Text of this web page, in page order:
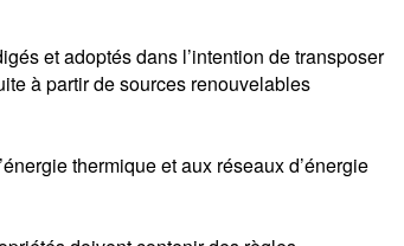
et adoptés dans l’intention de transposer
à partir de sources renouvelables
thermique et aux réseaux d’énergie